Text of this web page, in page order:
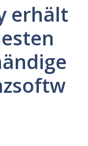
erhält